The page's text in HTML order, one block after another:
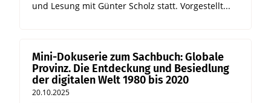
und Lesung mit Günter Scholz statt. Vorgestellt...
Mini-Dokuserie zum Sachbuch: Globale
Provinz. Die Entdeckung und Besiedlung
der digitalen Welt 1980 bis 2020
20.10.2025